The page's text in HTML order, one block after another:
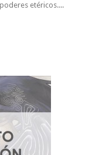
etéricos....